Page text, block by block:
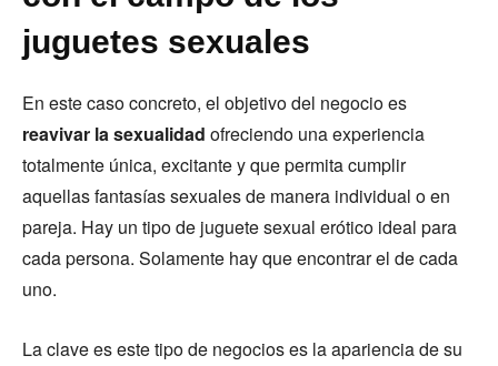
juguetes sexuales
En este caso concreto, el objetivo del negocio es
reavivar la sexualidad ofreciendo una experiencia
totalmente única, excitante y que permita cumplir
aquellas fantasías sexuales de manera individual o en
pareja. Hay un tipo de juguete sexual erótico ideal para
cada persona. Solamente hay que encontrar el de cada
uno.
La clave es este tipo de negocios es la apariencia de su